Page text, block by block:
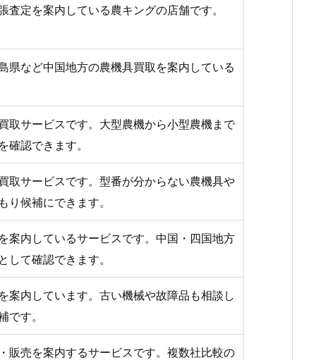
査定を案内している農キングの店舗です。
県など中国地方の農機具買取を案内している
取サービスです。大型農機から小型農機まで
確認できます。
取サービスです。型番が分からない農機具や
り候補にできます。
案内しているサービスです。中国・四国地方
して確認できます。
案内しています。古い機械や故障品も相談し
です。
販売を案内するサービスです。複数社比較の